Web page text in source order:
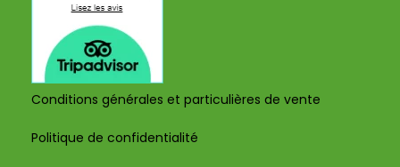
Conditions générales et particulières de vente
Politique de confidentialité